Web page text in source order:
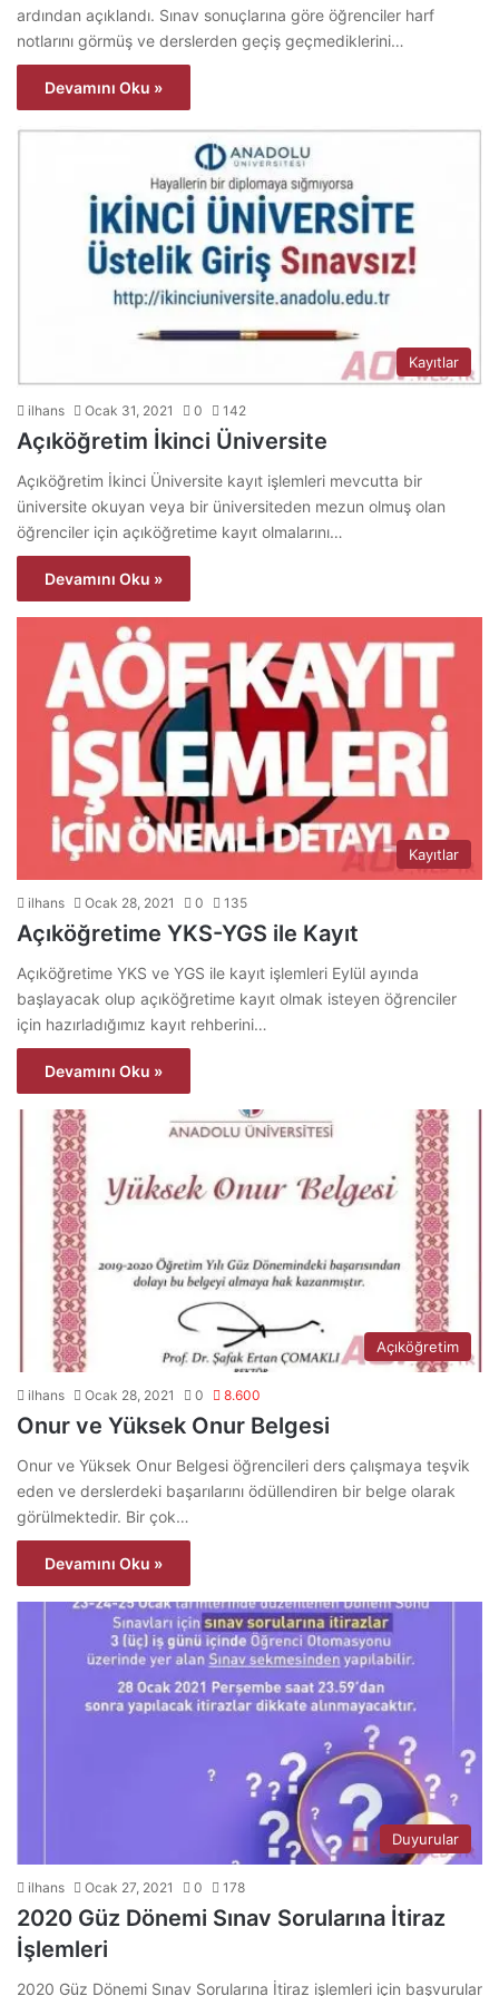
ardından açıklandı. Sınav sonuçlarına göre öğrenciler harf
notlarını görmüş ve derslerden geçiş geçmediklerini…
Devamını Oku »
Kayıtlar
ilhans Ocak 31, 2021 0 142
Açıköğretim İkinci Üniversite
Açıköğretim İkinci Üniversite kayıt işlemleri mevcutta bir
üniversite okuyan veya bir üniversiteden mezun olmuş olan
öğrenciler için açıköğretime kayıt olmalarını…
Devamını Oku »
Kayıtlar
ilhans Ocak 28, 2021 0 135
Açıköğretime YKS-YGS ile Kayıt
Açıköğretime YKS ve YGS ile kayıt işlemleri Eylül ayında
başlayacak olup açıköğretime kayıt olmak isteyen öğrenciler
için hazırladığımız kayıt rehberini…
Devamını Oku »
Açıköğretim
ilhans Ocak 28, 2021 0 8.600
Onur ve Yüksek Onur Belgesi
Onur ve Yüksek Onur Belgesi öğrencileri ders çalışmaya teşvik
eden ve derslerdeki başarılarını ödüllendiren bir belge olarak
görülmektedir. Bir çok…
Devamını Oku »
Duyurular
ilhans Ocak 27, 2021 0 178
2020 Güz Dönemi Sınav Sorularına İtiraz
İşlemleri
2020 Güz Dönemi Sınav Sorularına İtiraz işlemleri için başvurular